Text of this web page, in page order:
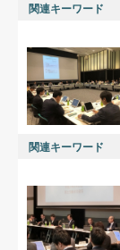
関連キーワード
関連キーワード